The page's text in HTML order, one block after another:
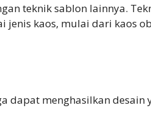
teknik sablon lainnya.
jenis kaos, mulai dari kaos
dapat menghasilkan desain